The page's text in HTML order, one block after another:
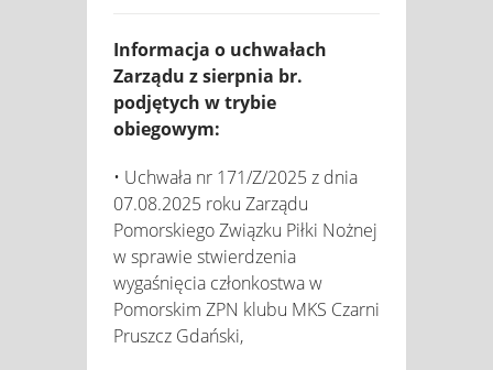
Informacja o uchwałach
Zarządu z sierpnia br.
podjętych w trybie
obiegowym:
• Uchwała nr 171/Z/2025 z dnia
07.08.2025 roku Zarządu
Pomorskiego Związku Piłki Nożnej
w sprawie stwierdzenia
wygaśnięcia członkostwa w
Pomorskim ZPN klubu MKS Czarni
Pruszcz Gdański,